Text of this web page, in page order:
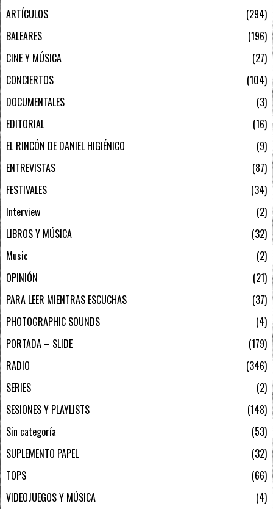
ARTÍCULOS
294
BALEARES
196
CINE Y MÚSICA
27
CONCIERTOS
104
DOCUMENTALES
3
EDITORIAL
16
EL RINCÓN DE DANIEL HIGIÉNICO
9
ENTREVISTAS
87
FESTIVALES
34
Interview
2
LIBROS Y MÚSICA
32
Music
2
OPINIÓN
21
PARA LEER MIENTRAS ESCUCHAS
37
PHOTOGRAPHIC SOUNDS
4
PORTADA – SLIDE
179
RADIO
346
SERIES
2
SESIONES Y PLAYLISTS
148
Sin categoría
53
SUPLEMENTO PAPEL
32
TOPS
66
VIDEOJUEGOS Y MÚSICA
4